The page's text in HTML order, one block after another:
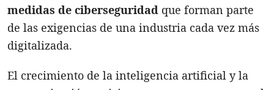
medidas de ciberseguridad que forman parte
de las exigencias de una industria cada vez más
digitalizada.
El crecimiento de la inteligencia artificial y la